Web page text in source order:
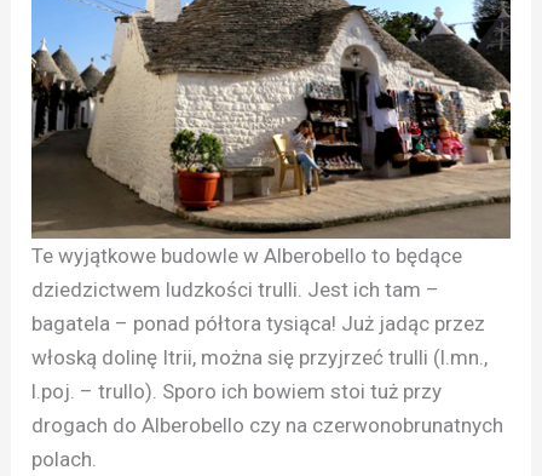
Te wyjątkowe budowle w Alberobello to będące
dziedzictwem ludzkości trulli. Jest ich tam –
bagatela – ponad półtora tysiąca! Już jadąc przez
włoską dolinę Itrii, można się przyjrzeć trulli (l.mn.,
l.poj. – trullo). Sporo ich bowiem stoi tuż przy
drogach do Alberobello czy na czerwonobrunatnych
polach.